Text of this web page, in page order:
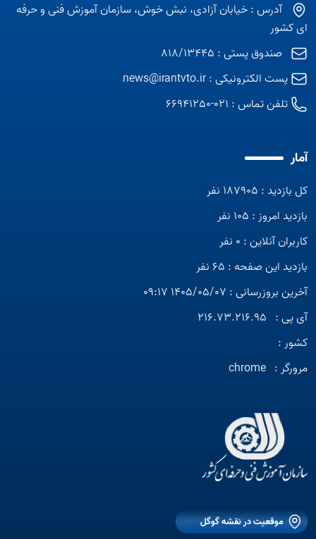
آدرس : خیابان آزادی، نبش خوش، سازمان آموزش فنی و حرفه
ای کشور
صندوق پستی : 818/13445
پست الکترونیکی :news@irantvto.ir
تلفن تماس : 021-66941250
آمار
کل بازدید : 187905 نفر
بازدید امروز : 105 نفر
کاربران آنلاین : 0 نفر
بازدید این صفحه : 65 نفر
آخرین بروزرسانی : 1405/05/07 09:17
آی پی : 216.73.216.95
کشور :
مرورگر : chrome
موقعیت در نقشه گوگل